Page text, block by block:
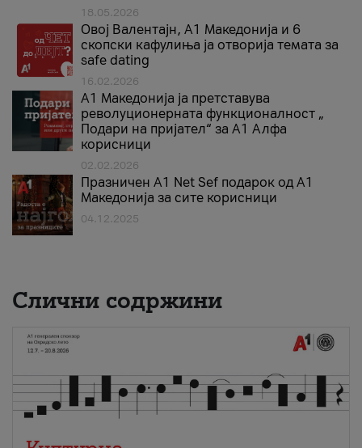
18.05.2026
Овој Валентајн, A1 Македонија и 6
скопски кафулиња ја отворија темата за
safe dating
16.02.2026
А1 Македонија ја претставува
револуционерната функционалност „
Подари на пријател“ за А1 Алфа
корисници
02.02.2026
Празничен A1 Net Sеf подарок од А1
Македонија за сите корисници
04.12.2025
Слични содржини